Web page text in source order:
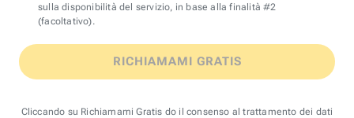
sulla disponibilità del servizio, in base alla finalità #2
(facoltativo).
RICHIAMAMI GRATIS
Cliccando su Richiamami Gratis do il consenso al trattamento dei dati